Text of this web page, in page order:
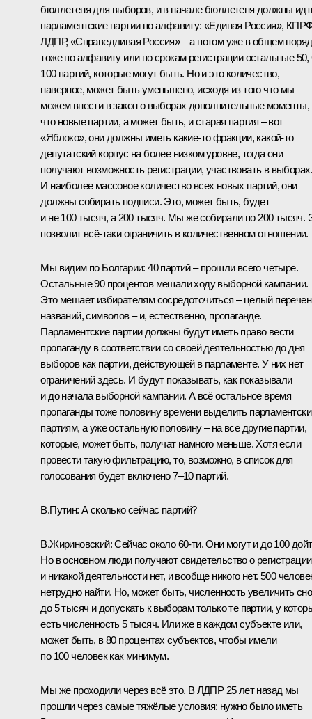
бюллетеня для выборов, и в начале бюллетеня должны
парламентские партии по алфавиту: «Единая Россия»,
ЛДПР, «Справедливая Россия» – а потом уже в общем
тоже по алфавиту или по срокам регистрации остальные 50,
100 партий, которые могут быть. Но и это количество,
наверное, может быть уменьшено, исходя из того что мы
можем внести в закон о выборах дополнительные моменты,
что новые партии, а может быть, и старая партия – вот
«Яблоко», они должны иметь какие‑то фракции, какой‑то
депутатский корпус на более низком уровне, тогда они
получают возможность регистрации, участвовать в выборах.
И наиболее массовое количество всех новых партий, они
должны собирать подписи. Это, может быть, будет
и не 100 тысяч, а 200 тысяч. Мы же собирали по 200 тысяч.
позволит всё‑таки ограничить в количественном отношении.
Мы видим по Болгарии: 40 партий – прошли всего четыре.
Остальные 90 процентов мешали ходу выборной кампании.
Это мешает избирателям сосредоточиться – целый
названий, символов – и, естественно, пропаганде.
Парламентские партии должны будут иметь право вести
пропаганду в соответствии со своей деятельностью до дня
выборов как партии, действующей в парламенте. У них нет
ограничений здесь. И будут показывать, как показывали
и до начала выборной кампании. А всё остальное время
пропаганды тоже половину времени выделить
партиям, а уже остальную половину – на все другие партии,
которые, может быть, получат намного меньше. Хотя если
провести такую фильтрацию, то, возможно, в список для
голосования будет включено 7–10 партий.
В.Путин: А сколько сейчас партий?
В.Жириновский:Сейчас около 60‑ти. Они могут и до 100
Но в основном люди получают свидетельство о
и никакой деятельности нет, и вообще никого нет. 500
нетрудно найти. Но, может быть, численность увеличить
до 5 тысяч и допускать к выборам только те партии, у
есть численность 5 тысяч. Или же в каждом субъекте или,
может быть, в 80 процентах субъектов, чтобы имели
по 100 человек как минимум.
Мы же проходили через всё это. В ЛДПР 25 лет назад мы
прошли через самые тяжёлые условия: нужно было иметь